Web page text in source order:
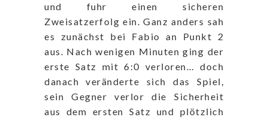
und fuhr einen sicheren
Zweisatzerfolg ein. Ganz anders sah
es zunächst bei Fabio an Punkt 2
aus. Nach wenigen Minuten ging der
erste Satz mit 6:0 verloren… doch
danach veränderte sich das Spiel,
sein Gegner verlor die Sicherheit
aus dem ersten Satz und plötzlich